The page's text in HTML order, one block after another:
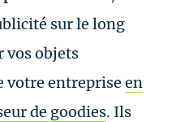
sur le long
vos objets
votre entreprise en
de goodies. Ils